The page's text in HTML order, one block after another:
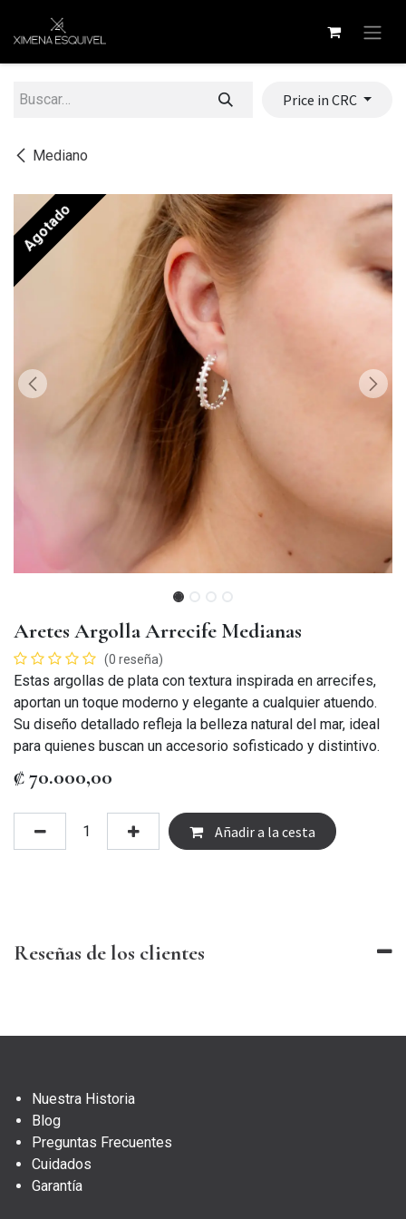
Mediano
Price in CRC
Agotado
Aretes Argolla Arrecife Medianas
(0 reseña)
Estas argollas de plata con textura inspirada en arrecifes,
aportan un toque moderno y elegante a cualquier atuendo.
Su diseño detallado refleja la belleza natural del mar, ideal
para quienes buscan un accesorio sofisticado y distintivo.
₡70.000,00
Añadir a la cesta
Reseñas de los clientes
Nuestra Historia
Blog
Preguntas Frecuentes
Cuidados
Garantía